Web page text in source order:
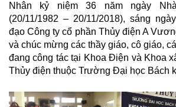
Nhân kỷ niệm 36 năm ngày
(20/11/1982 – 20/11/2018), sáng
đạo Công ty cổ phần Thủy điện A
và chúc mừng các thầy giáo, cô giáo,
đang công tác tại Khoa Điện và Khoa
Thủy điện thuộc Trường Đại học Bách